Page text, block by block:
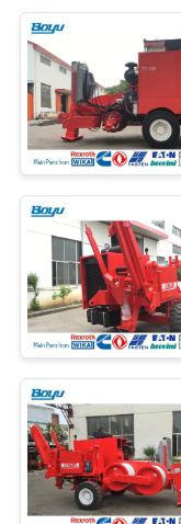
RICHIEDA
UNA
CITAZIONE
MAPPA
DEL
SITO
PRIVACY
POLICY
Anti
di